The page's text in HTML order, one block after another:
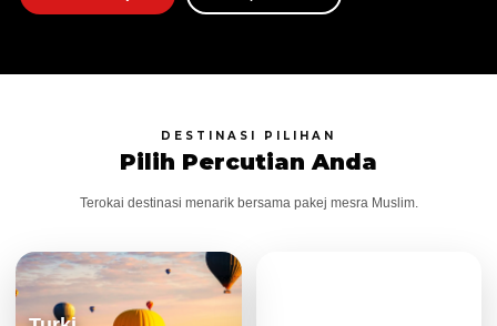
DESTINASI PILIHAN
Pilih Percutian Anda
Terokai destinasi menarik bersama pakej mesra Muslim.